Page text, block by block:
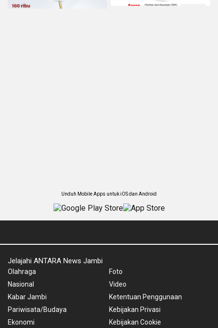
Unduh Mobile Apps untuk iOS dan Android
Jelajahi ANTARA News Jambi
Olahraga
Nasional
Kabar Jambi
Pariwisata/Budaya
Ekonomi
Foto
Video
Ketentuan Penggunaan
Kebijakan Privasi
Kebijakan Cookie